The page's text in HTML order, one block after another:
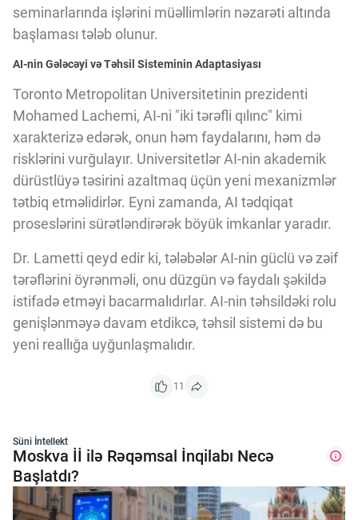
seminarlarında işlərini müəllimlərin nəzarəti altında
başlaması tələb olunur.
AI-nin Gələcəyi və Təhsil Sisteminin Adaptasiyası
Toronto Metropolitan Universitetinin prezidenti
Mohamed Lachemi, AI-ni "iki tərəfli qılınc" kimi
xarakterizə edərək, onun həm faydalarını, həm də
risklərini vurğulayır. Universitetlər AI-nin akademik
dürüstlüyə təsirini azaltmaq üçün yeni mexanizmlər
tətbiq etməlidirlər. Eyni zamanda, AI tədqiqat
proseslərini sürətləndirərək böyük imkanlar yaradır.
Dr. Lametti qeyd edir ki, tələbələr AI-nin güclü və zəif
tərəflərini öyrənməli, onu düzgün və faydalı şəkildə
istifadə etməyi bacarmalıdırlar. AI-nin təhsildəki rolu
genişlənməyə davam etdikcə, təhsil sistemi də bu
yeni reallığa uyğunlaşmalıdır.
11
Süni İntellekt
Moskva İİ ilə Rəqəmsal İnqilabı Necə
Başlatdı?